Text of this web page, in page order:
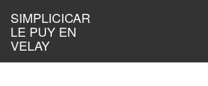
SIMPLICICAR
LE PUY EN
VELAY